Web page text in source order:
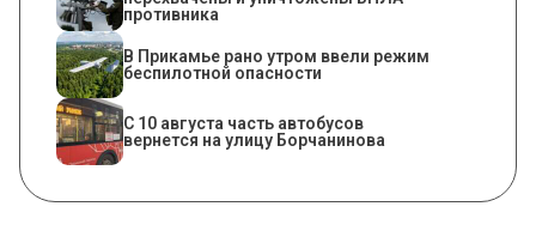
противника
​В Прикамье рано утром ввели режим
беспилотной опасности
С 10 августа часть автобусов
вернется на улицу Борчанинова